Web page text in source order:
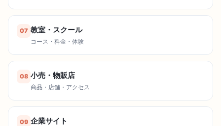
07 教室・スクール
コース・料金・体験
08 小売・物販店
商品・店舗・アクセス
09 企業サイト